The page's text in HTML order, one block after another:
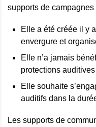
supports de
Elle a été créée il y
envergure et
Elle n’a jamais
protections auditives
Elle souhaite
auditifs dans la
Les supports de